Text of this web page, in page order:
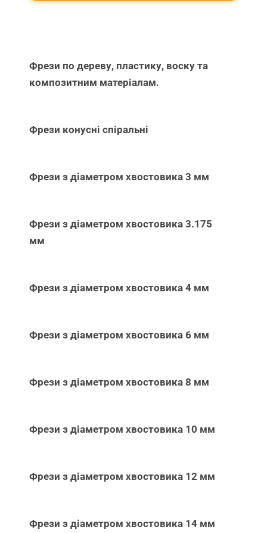
Фрези по дереву, пластику, воску та
композитним матеріалам.
Фрези конусні спіральні
Фрези з діаметром хвостовика 3 мм
Фрези з діаметром хвостовика 3.175
мм
Фрези з діаметром хвостовика 4 мм
Фрези з діаметром хвостовика 6 мм
Фрези з діаметром хвостовика 8 мм
Фрези з діаметром хвостовика 10 мм
Фрези з діаметром хвостовика 12 мм
Фрези з діаметром хвостовика 14 мм